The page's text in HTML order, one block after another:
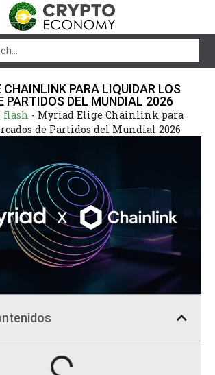
CHAINLINK PARA LIQUIDAR LOS
PARTIDOS DEL MUNDIAL 2026
flash - Myriad Elige Chainlink para
de Partidos del Mundial 2026